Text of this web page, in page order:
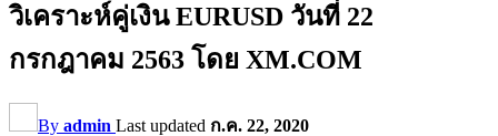
วิเคราะห์คู่เงิน EURUSD วันที่ 22
กรกฎาคม 2563 โดย XM.COM
By admin Last updated ก.ค. 22, 2020